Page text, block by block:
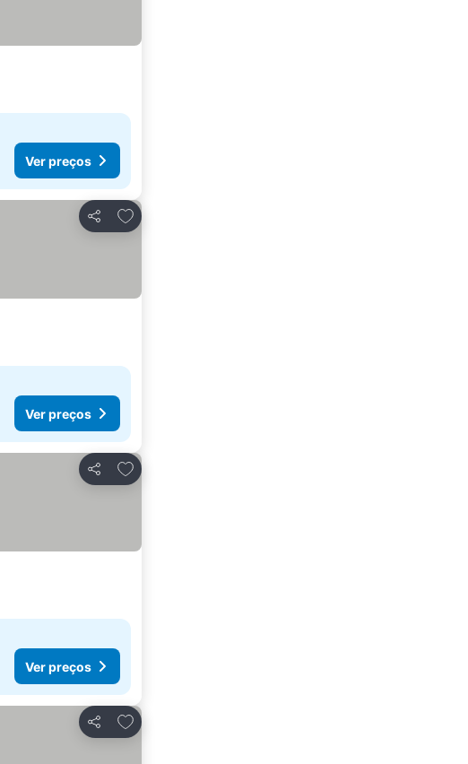
Ver preços
Partilhar
Adicionar aos favoritos
Ver preços
Partilhar
Adicionar aos favoritos
Ver preços
Partilhar
Adicionar aos favoritos